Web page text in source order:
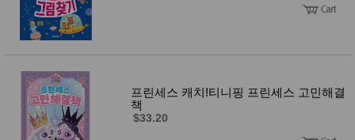
프린세스 캐치!티니핑 프린세스 고민해결
책
$33.20